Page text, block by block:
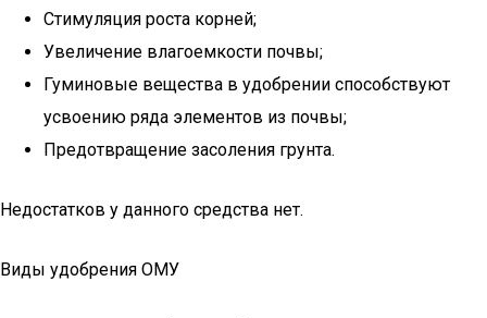
Стимуляция роста корней;
Увеличение влагоемкости почвы;
Гуминовые вещества в удобрении способствуют
усвоению ряда элементов из почвы;
Предотвращение засоления грунта.
Недостатков у данного средства нет.
Виды удобрения ОМУ